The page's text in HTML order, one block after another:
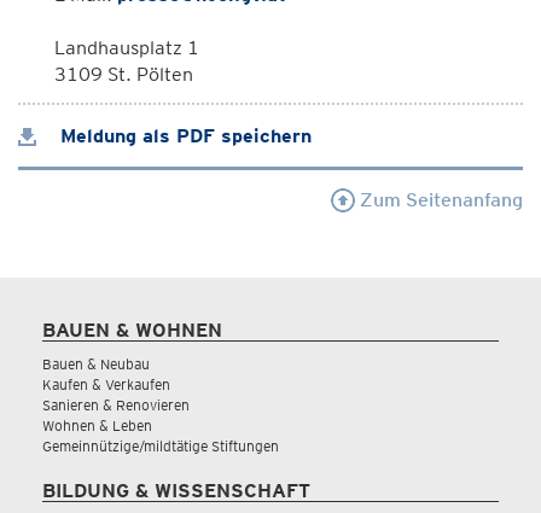
Landhausplatz 1
3109 St. Pölten
Meldung als PDF speichern
Zum Seitenanfang
BAUEN & WOHNEN
Bauen & Neubau
Kaufen & Verkaufen
Sanieren & Renovieren
Wohnen & Leben
Gemeinnützige/mildtätige Stiftungen
BILDUNG & WISSENSCHAFT